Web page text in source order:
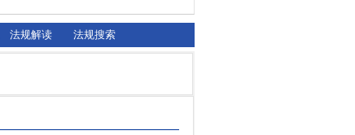
法规解读 法规搜索